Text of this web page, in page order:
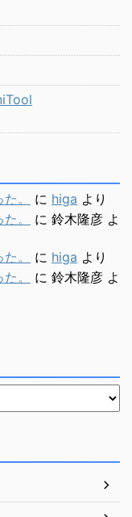
。 に higa より
。
に 鈴木隆彦 よ
。
に higa より
。
に 鈴木隆彦 よ